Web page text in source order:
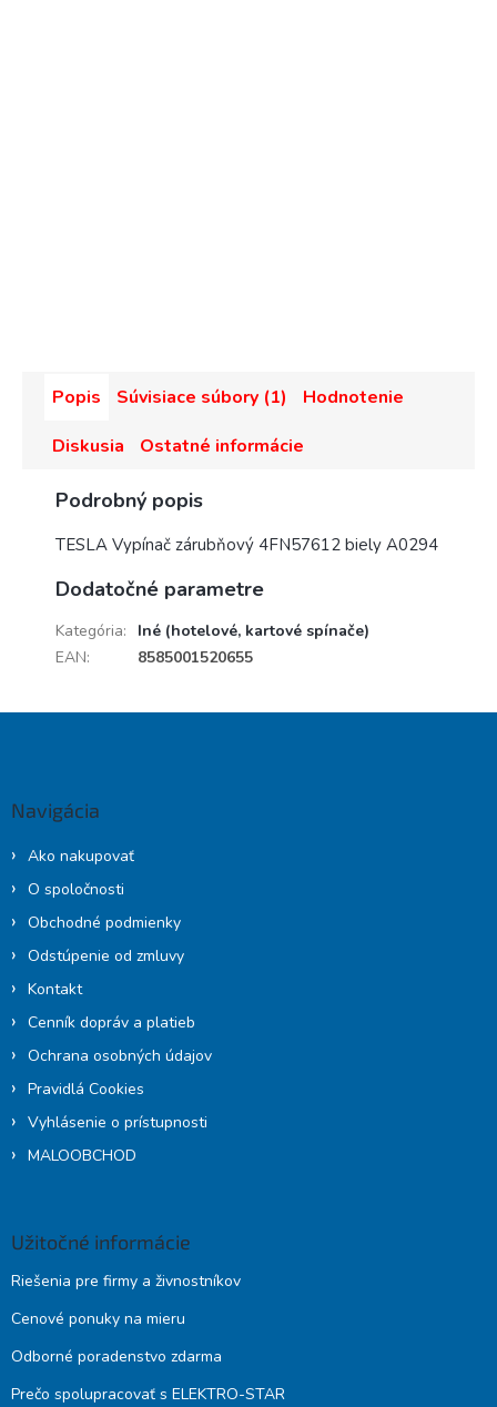
Popis Súvisiace súbory (1)
Hodnotenie
Diskusia
Ostatné informácie
Podrobný popis
TESLA Vypínač zárubňový 4FN57612 biely A0294
Dodatočné parametre
Kategória:
Iné (hotelové, kartové spínače)
EAN: 8585001520655
Navigácia
Ako nakupovať
O spoločnosti
Obchodné podmienky
Odstúpenie od zmluvy
Kontakt
Cenník dopráv a platieb
Ochrana osobných údajov
Pravidlá Cookies
Vyhlásenie o prístupnosti
MALOOBCHOD
Užitočné informácie
Riešenia pre firmy a živnostníkov
Cenové ponuky na mieru
Odborné poradenstvo zdarma
Prečo spolupracovať s ELEKTRO-STAR